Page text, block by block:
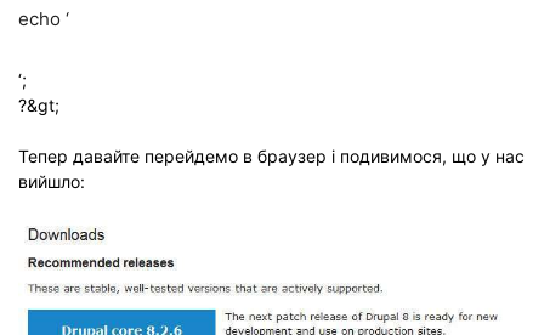
echo ‘
‘;
?&gt;
Тепер давайте перейдемо в браузер і подивимося, що у нас
вийшло: